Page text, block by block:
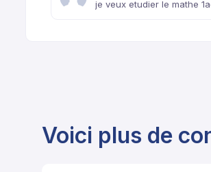
je veux etudier le mathe
Voici plus de